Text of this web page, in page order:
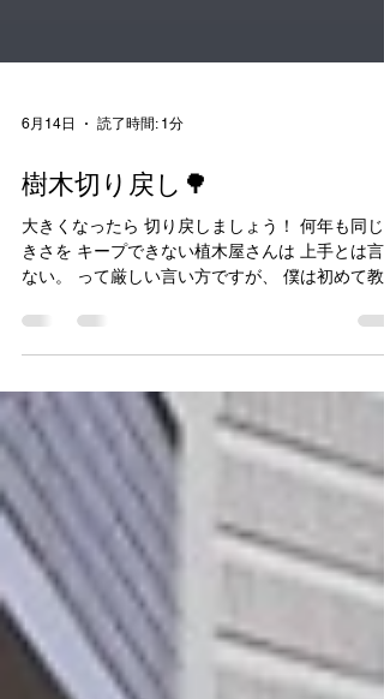
6月14日 読了時間: 1分
樹木切り戻し🌳
大きくなったら 切り戻しましょう！ 何年も同じ
ない。 って厳しい言い方ですが、 僕は初めて教
て頂いた 親方からそう言われました。 「何年も
花を咲かせ、 実を付けさせる。 コントロールは
術が 無ければ出来ないこと。 だから同じ大きさ
キープして、元気の良い 樹木にさせる。 これが
木屋としてあるべき なんだよ。」と言われまし
た。 なので 樹木がそこにある以上、 最低でも1
に一度は お手入れをしましょう！ 必ず植物から
びやパワーが 貰えますよ！ #植木屋 #葛飾区 #江
川区 #松戸市 #市川市 #三郷市 #八潮市 #流山市